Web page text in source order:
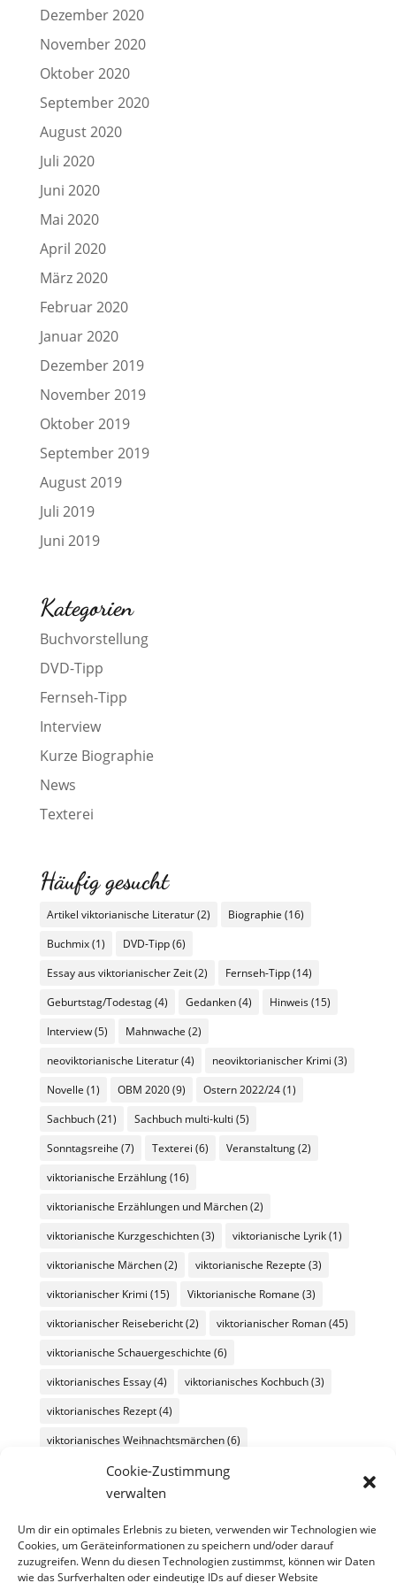
Cookie-Zustimmung
verwalten
Um dir ein optimales Erlebnis zu bieten, verwenden wir Technologien wie
Cookies, um Geräteinformationen zu speichern und/oder darauf
zuzugreifen. Wenn du diesen Technologien zustimmst, können wir Daten
wie das Surfverhalten oder eindeutige IDs auf dieser Website
Dezember 2020
November 2020
Oktober 2020
September 2020
August 2020
Juli 2020
Juni 2020
Mai 2020
April 2020
März 2020
Februar 2020
Januar 2020
Dezember 2019
November 2019
Oktober 2019
September 2019
August 2019
Juli 2019
Juni 2019
Kategorien
Buchvorstellung
DVD-Tipp
Fernseh-Tipp
Interview
Kurze Biographie
News
Texterei
Häufig gesucht
Artikel viktorianische Literatur(2) Biographie (16)
Buchmix(1) DVD-Tipp(6)
Essay aus viktorianischer Zeit(2) Fernseh-Tipp(14)
Geburtstag/Todestag(4) Gedanken(4) Hinweis(15)
Interview(5) Mahnwache (2)
neoviktorianische Literatur(4) neoviktorianischer Krimi (3)
Novelle (1) OBM 2020(9) Ostern 2022/24(1)
Sachbuch(21) Sachbuch multi-kulti (5)
Sonntagsreihe (7) Texterei (6) Veranstaltung(2)
viktorianische Erzählung(16)
viktorianische Erzählungen und Märchen(2)
viktorianische Kurzgeschichten(3) viktorianische Lyrik(1)
viktorianische Märchen(2) viktorianische Rezepte (3)
viktorianischer Krimi (15) Viktorianische Romane (3)
viktorianischer Reisebericht(2) viktorianischer Roman(45)
viktorianische Schauergeschichte (6)
viktorianisches Essay(4) viktorianisches Kochbuch(3)
viktorianisches Rezept(4)
viktorianisches Weihnachtsmärchen(6)
viktorianische Weihnachtserzählung(11)
vor-viktorianische Literatur
vor-viktorianischer Roman(2) werbung(2)
Wochenüberblick(26) Wochenübersicht(60)